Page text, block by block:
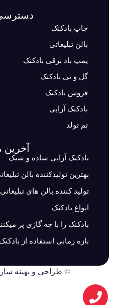
چاپ بادکنک
بالن تبلیغاتی
پمپ باد برقی بادکنک
گل و نی بادکنک
فروش بادکنک
بادکنک آرایی
تم تولد
آخرین
بادکنک آرایی ساده و شیک
بهترین تولیدکننده بالن
تولید کننده بالن های تبلیغاتی
انواع بادکنک
بادکنک را با چه گازی پر
بازه زمانی استفاده از بادکنک
© طراحیو بهینه